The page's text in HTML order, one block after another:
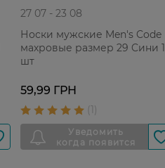
27 07 - 23 08
Носки мужские Men's Code
махровые размер 29 Cини 1
шт
59,99 ГРН